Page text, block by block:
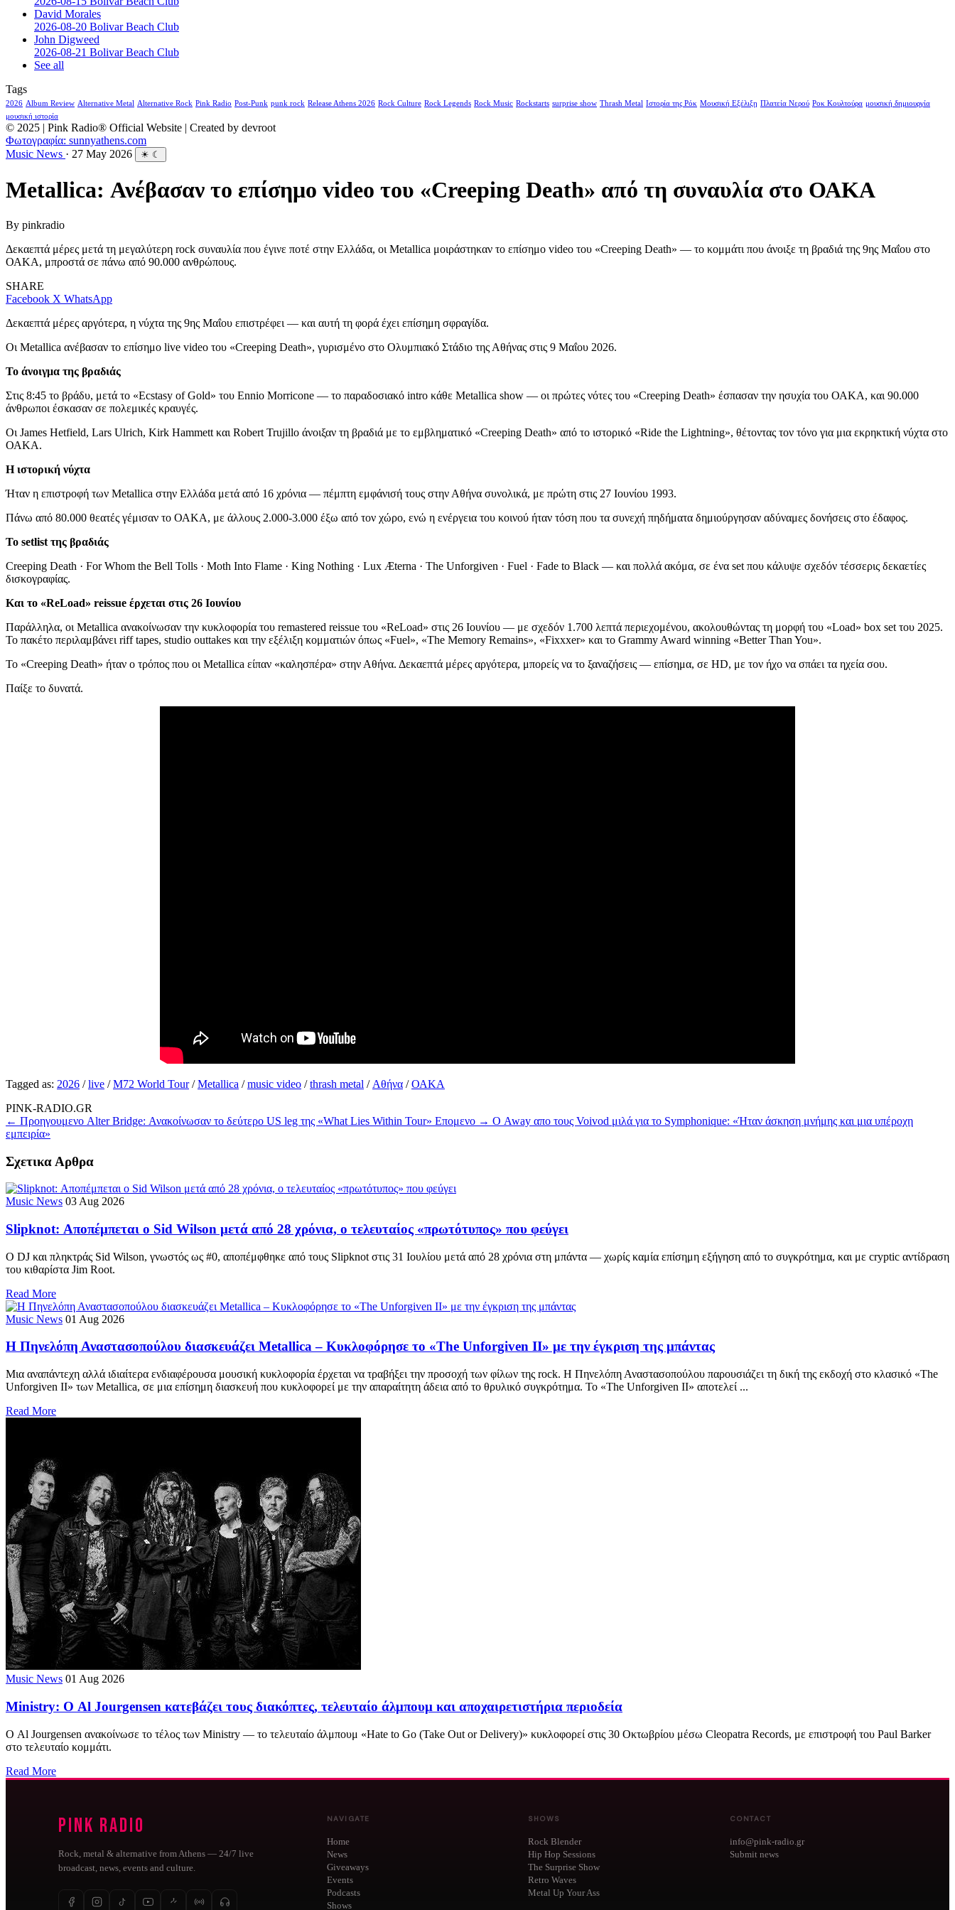
David Morales
2026-08-20 Bolivar Beach Club
John Digweed
2026-08-21 Bolivar Beach Club
See all
Tags
2026 Album Review Alternative Metal Alternative Rock Pink Radio Post-Punk punk rock Release Athens 2026 Rock Culture Rock Legends Rock Music Rockstarts surprise show Thrash Metal Ιστορία της Ρόκ Μουσική Εξέλιξη Πλατεία Νερού Ροκ Κουλτούρα μουσική δημιουργία
μουσική ιστορία
© 2025 | Pink Radio® Official Website | Created by devroot
Φωτογραφία: sunnyathens.com
Music News · 27 May 2026 ☀ ☾
Metallica: Ανέβασαν το επίσημο video του «Creeping Death» από τη συναυλία στο ΟΑΚΑ
By pinkradio
Δεκαεπτά μέρες μετά τη μεγαλύτερη rock συναυλία που έγινε ποτέ στην Ελλάδα, οι Metallica μοιράστηκαν το επίσημο video του «Creeping Death» — το κομμάτι που άνοιξε τη βραδιά της 9ης Μαΐου στο
ΟΑΚΑ, μπροστά σε πάνω από 90.000 ανθρώπους.
SHARE
Facebook X WhatsApp
Δεκαεπτά μέρες αργότερα, η νύχτα της 9ης Μαΐου επιστρέφει — και αυτή τη φορά έχει επίσημη σφραγίδα.
Οι Metallica ανέβασαν το επίσημο live video του «Creeping Death», γυρισμένο στο Ολυμπιακό Στάδιο της Αθήνας στις 9 Μαΐου 2026.
Το άνοιγμα της βραδιάς
Στις 8:45 το βράδυ, μετά το «Ecstasy of Gold» του Ennio Morricone — το παραδοσιακό intro κάθε Metallica show — οι πρώτες νότες του «Creeping Death» έσπασαν την ησυχία του ΟΑΚΑ, και 90.000
άνθρωποι έσκασαν σε πολεμικές κραυγές.
Οι James Hetfield, Lars Ulrich, Kirk Hammett και Robert Trujillo άνοιξαν τη βραδιά με το εμβληματικό «Creeping Death» από το ιστορικό «Ride the Lightning», θέτοντας τον τόνο για μια εκρηκτική νύχτα στο
ΟΑΚΑ.
Η ιστορική νύχτα
Ήταν η επιστροφή των Metallica στην Ελλάδα μετά από 16 χρόνια — πέμπτη εμφάνισή τους στην Αθήνα συνολικά, με πρώτη στις 27 Ιουνίου 1993.
Πάνω από 80.000 θεατές γέμισαν το ΟΑΚΑ, με άλλους 2.000-3.000 έξω από τον χώρο, ενώ η ενέργεια του κοινού ήταν τόση που τα συνεχή πηδήματα δημιούργησαν αδύναμες δονήσεις στο έδαφος.
Το setlist της βραδιάς
Creeping Death · For Whom the Bell Tolls · Moth Into Flame · King Nothing · Lux Æterna · The Unforgiven · Fuel · Fade to Black — και πολλά ακόμα, σε ένα set που κάλυψε σχεδόν τέσσερις δεκαετίες
δισκογραφίας.
Και το «ReLoad» reissue έρχεται στις 26 Ιουνίου
Παράλληλα, οι Metallica ανακοίνωσαν την κυκλοφορία του remastered reissue του «ReLoad» στις 26 Ιουνίου — με σχεδόν 1.700 λεπτά περιεχομένου, ακολουθώντας τη μορφή του «Load» box set του 2025.
Το πακέτο περιλαμβάνει riff tapes, studio outtakes και την εξέλιξη κομματιών όπως «Fuel», «The Memory Remains», «Fixxxer» και το Grammy Award winning «Better Than You».
Το «Creeping Death» ήταν ο τρόπος που οι Metallica είπαν «καλησπέρα» στην Αθήνα. Δεκαεπτά μέρες αργότερα, μπορείς να το ξαναζήσεις — επίσημα, σε HD, με τον ήχο να σπάει τα ηχεία σου.
Παίξε το δυνατά.
Tagged as: 2026 /live /M72 World Tour/Metallica /music video /thrash metal / Αθήνα /ΟΑΚΑ
PINK-RADIO.GR
← Προηγουμενο Alter Bridge: Ανακοίνωσαν το δεύτερο US leg της «What Lies Within Tour» Επομενο → Ο Away απο τους Voivod μιλά για το Symphonique: «Ήταν άσκηση μνήμης και μια υπέροχη
εμπειρία»
Σχετικα Αρθρα
Music News 03 Aug 2026
Slipknot: Αποπέμπεται ο Sid Wilson μετά από 28 χρόνια, ο τελευταίος «πρωτότυπος» που φεύγει
Ο DJ και πληκτράς Sid Wilson, γνωστός ως #0, αποπέμφθηκε από τους Slipknot στις 31 Ιουλίου μετά από 28 χρόνια στη μπάντα — χωρίς καμία επίσημη εξήγηση από το συγκρότημα, και με cryptic αντίδραση
του κιθαρίστα Jim Root.
Read More
Music News 01 Aug 2026
Η Πηνελόπη Αναστασοπούλου διασκευάζει Metallica – Κυκλοφόρησε το «The Unforgiven II» με την έγκριση της μπάντας
Μια αναπάντεχη αλλά ιδιαίτερα ενδιαφέρουσα μουσική κυκλοφορία έρχεται να τραβήξει την προσοχή των φίλων της rock. Η Πηνελόπη Αναστασοπούλου παρουσιάζει τη δική της εκδοχή στο κλασικό «The
Unforgiven II» των Metallica, σε μια επίσημη διασκευή που κυκλοφορεί με την απαραίτητη άδεια από το θρυλικό συγκρότημα. Το «The Unforgiven II» αποτελεί ...
Read More
Music News 01 Aug 2026
Ministry: Ο Al Jourgensen κατεβάζει τους διακόπτες, τελευταίο άλμπουμ και αποχαιρετιστήρια περιοδεία
Ο Al Jourgensen ανακοίνωσε το τέλος των Ministry — το τελευταίο άλμπουμ «Hate to Go (Take Out or Delivery)» κυκλοφορεί στις 30 Οκτωβρίου μέσω Cleopatra Records, με επιστροφή του Paul Barker
στο τελευταίο κομμάτι.
Read More
Pink Radio
Rock, metal & alternative from Athens — 24/7 live
broadcast, news, events and culture.
NAVIGATE
Home
News
Giveaways
Events
Podcasts
Shows
SHOWS
Rock Blender
Hip Hop Sessions
The Surprise Show
Retro Waves
Metal Up Your Ass
CONTACT
info@pink-radio.gr
Submit news